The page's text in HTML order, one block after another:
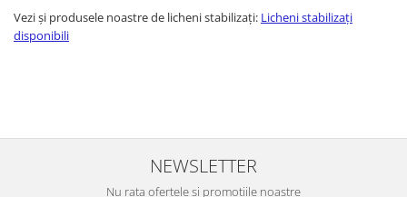
Vezi și produsele noastre de licheni stabilizați: Licheni stabilizați
disponibili
NEWSLETTER
Nu rata ofertele si promotiile noastre